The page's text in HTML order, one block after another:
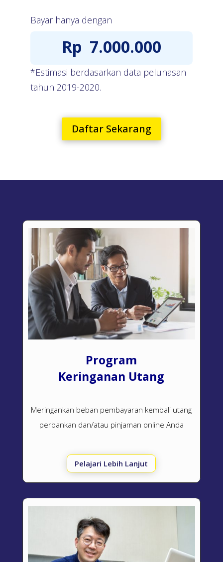
Bayar hanya dengan
Rp 7.000.000
*Estimasi berdasarkan data pelunasan
tahun 2019-2020.
Daftar Sekarang
Program
Keringanan Utang
Meringankan beban pembayaran kembali utang
perbankan dan/atau pinjaman online Anda
Pelajari Lebih Lanjut